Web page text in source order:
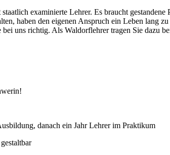
examinierte Lehrer. Es braucht
haben den eigenen Anspruch ein Leben lang
uns richtig. Als Waldorflehrer tragen Sie dazu
danach ein Jahr Lehrer im Praktikum